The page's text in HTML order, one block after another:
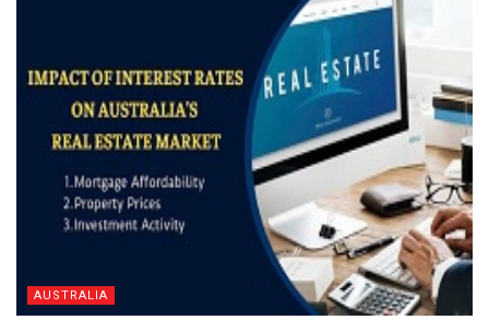
AUSTRALIA